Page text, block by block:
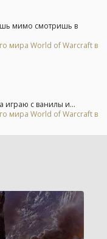
мимо смотришь в
мира World of Warcraft в
играю с ванилы и...
мира World of Warcraft в